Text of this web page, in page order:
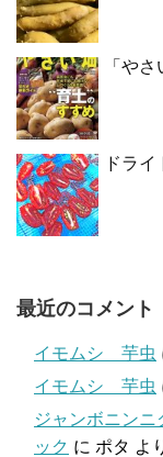
「や
ドライ
最近のコメント
イモムシ 芋虫
イモムシ 芋虫
ジャンボニン
ック に ポタ よ